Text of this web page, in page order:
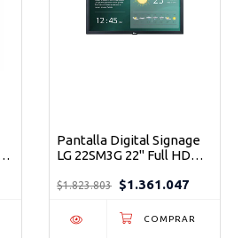
Pantalla Digital Signage
LG 22SM3G 22" Full HD
Colegios y espacios
$1.823.803 $1.361.047